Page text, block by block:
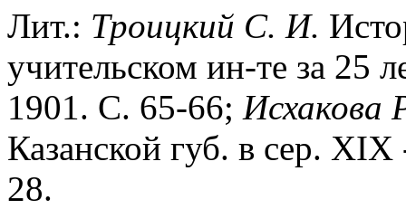
Лит.: Троицкий С. И.
учительском ин-те за 25
1901. С. 65-66; Исхакова
Казанской губ. в сер.
28.